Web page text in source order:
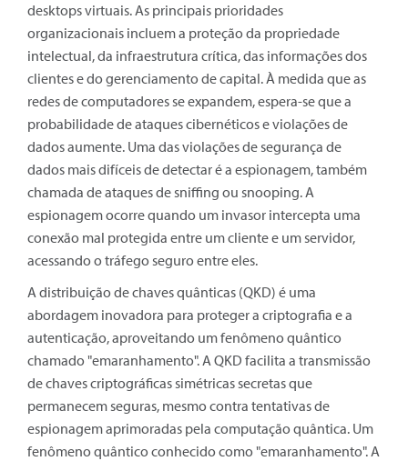
desktops virtuais. As principais prioridades
organizacionais incluem a proteção da propriedade
intelectual, da infraestrutura crítica, das informações dos
clientes e do gerenciamento de capital. À medida que as
redes de computadores se expandem, espera-se que a
probabilidade de ataques cibernéticos e violações de
dados aumente. Uma das violações de segurança de
dados mais difíceis de detectar é a espionagem, também
chamada de ataques de sniffing ou snooping. A
espionagem ocorre quando um invasor intercepta uma
conexão mal protegida entre um cliente e um servidor,
acessando o tráfego seguro entre eles.
A distribuição de chaves quânticas (QKD) é uma
abordagem inovadora para proteger a criptografia e a
autenticação, aproveitando um fenômeno quântico
chamado "emaranhamento". A QKD facilita a transmissão
de chaves criptográficas simétricas secretas que
permanecem seguras, mesmo contra tentativas de
espionagem aprimoradas pela computação quântica. Um
fenômeno quântico conhecido como "emaranhamento". A